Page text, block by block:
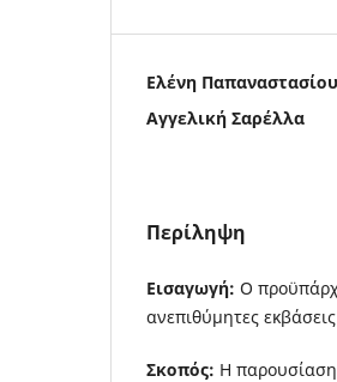
Ελένη Παπαναστασίου
Αγγελική Σαρέλλα
Περίληψη
Εισαγωγή: Ο
ανεπιθύμητες
Σκοπός: Η